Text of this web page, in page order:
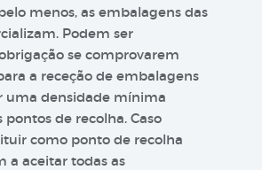
menos, as embalagens das
Podem ser
se comprovarem
a receção de embalagens
uma densidade mínima
de recolha. Caso
como ponto de recolha
a aceitar todas as